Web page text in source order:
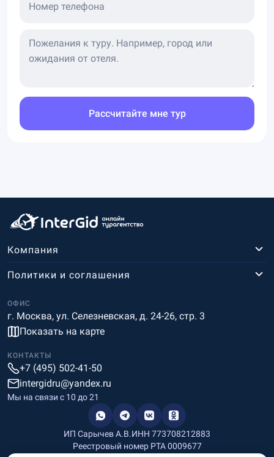
Номер телефона
Рассчитайте мне тур
Компания
ОФИС
г. Москва, ул. Селезневская, д. 24-26, стр. 3
Показать на карте
Политики и соглашения
КОНТАКТЫ
+7 (495) 502-41-50
intergidru@yandex.ru
Мы на связи c 10 до 21
ИП Сарычев А.В.ИНН 773708212883
Реестровый номер РТА 0009677